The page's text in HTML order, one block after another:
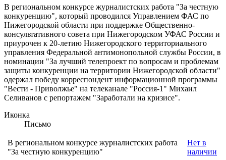
В региональном конкурсе журналистских работа "За честную
конкуренцию", который проводился Управлением ФАС по
Нижегородской области при поддержке Общественно-
консультативного совета при Нижегородском УФАС России и
приурочен к 20-летию Нижегородского территориального
управления Федеральной антимонопольной службы России, в
номинации "За лучший телепроект по вопросам и проблемам
защиты конкуренции на территории Нижегородской области"
одержал победу корреспондент информационной программы
"Вести - Приволжье" на телеканале "Россия-1" Михаил
Селиванов с репортажем "Заработали на кризисе".
Иконка
Письмо
В региональном конкурсе журналистских работа
"За честную конкуренцию"
Нет в
наличии